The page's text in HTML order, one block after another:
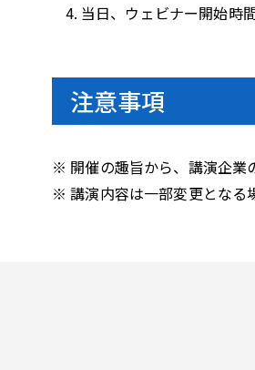
当日、ウェビナー開始時
注意事項
※ 開催の趣旨から、講演企業
※ 講演内容は一部変更となる